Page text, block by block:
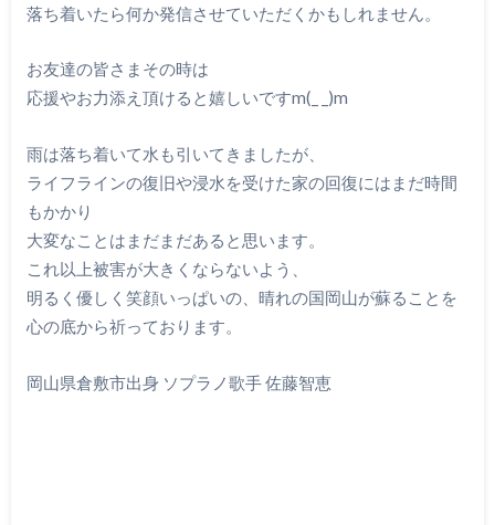
落ち着いたら何か発信させていただくかもしれません。
お友達の皆さまその時は
応援やお力添え頂けると嬉しいですm(_ _)m
雨は落ち着いて水も引いてきましたが、
ライフラインの復旧や浸水を受けた家の回復にはまだ時間
もかかり
大変なことはまだまだあると思います。
これ以上被害が大きくならないよう、
明るく優しく笑顔いっぱいの、晴れの国岡山が蘇ることを
心の底から祈っております。
岡山県倉敷市出身 ソプラノ歌手 佐藤智恵